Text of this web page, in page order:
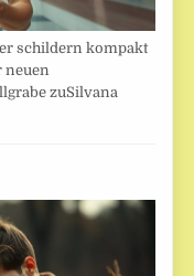
schildern kompakt
neuen
zuSilvana